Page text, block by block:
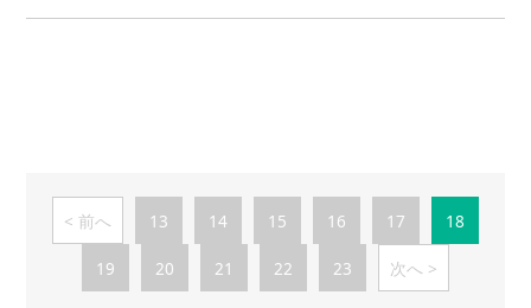
前へ 13 14 15 16 17 18
19 20 21 22 23 次へ